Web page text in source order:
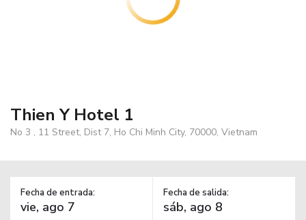
Thien Y Hotel 1
No 3 , 11 Street, Dist 7, Ho Chi Minh City, 70000, Vietnam
Fecha de entrada: Fecha de salida: